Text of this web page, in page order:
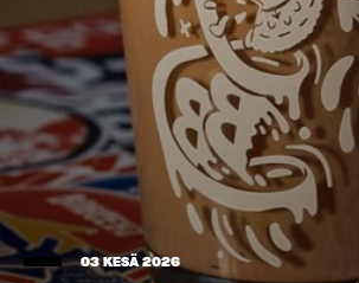
03 KESÄ 2026